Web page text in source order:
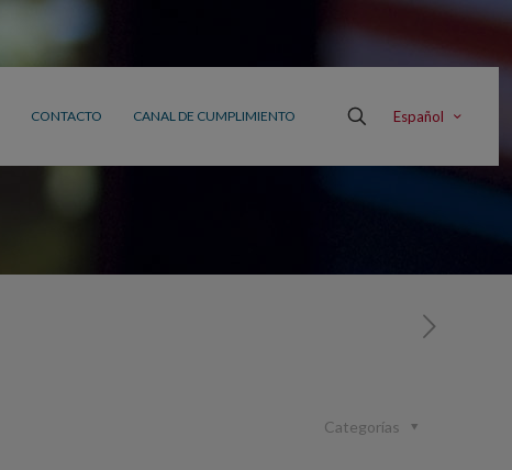
CONTACTO CANAL DE CUMPLIMIENTO Español
Categorías